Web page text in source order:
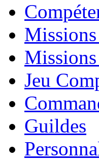
Jeu
Guildes